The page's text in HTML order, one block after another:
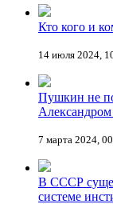
Кто кого и
14 июля 2024,
Пушкин не
7 марта 2024,
В СССР
системе